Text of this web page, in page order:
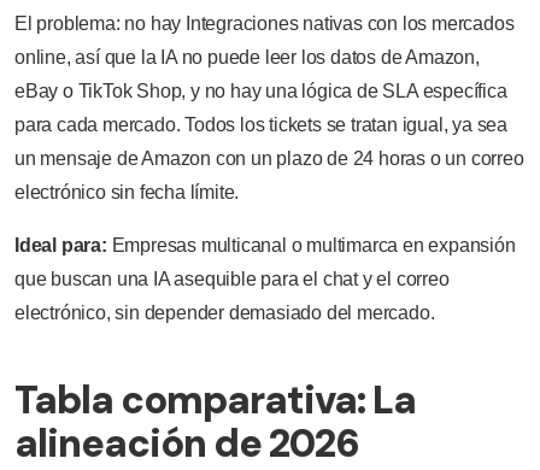
El problema: no hay Integraciones nativas con los mercados
online, así que la IA no puede leer los datos de Amazon,
eBay o TikTok Shop, y no hay una lógica de SLA específica
para cada mercado. Todos los tickets se tratan igual, ya sea
un mensaje de Amazon con un plazo de 24 horas o un correo
electrónico sin fecha límite.
Ideal para: Empresas multicanal o multimarca en expansión
que buscan una IA asequible para el chat y el correo
electrónico, sin depender demasiado del mercado.
Tabla comparativa: La
alineación de 2026